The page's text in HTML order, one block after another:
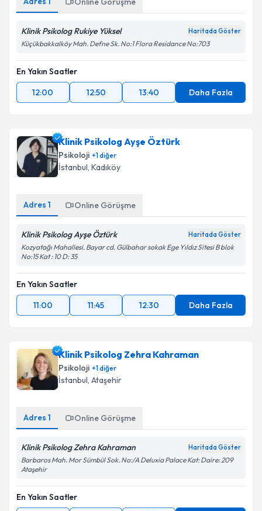
Klinik Psikolog Rukiye Yüksel Haritada Göster
Küçükbakkalköy Mah. Defne Sk. No:1 Flora Residance No:703
En Yakın Saatler
12:00
12:50 13:40 Daha Fazla
Klinik Psikolog Ayşe Öztürk
Psikoloji +1diğer
İstanbul, Kadıköy
Adres 1 Online Görüşme
Klinik Psikolog Ayşe Öztürk Haritada Göster
Kozyatağı Mahallesi. Bayar cd. Gülbahar sokak Ege Yıldız Sitesi B blok
No:15 Kat : 10 D: 35
En Yakın Saatler
11:00
11:45 12:30 Daha Fazla
Klinik Psikolog Zehra Kahraman
Psikoloji +1diğer
İstanbul, Ataşehir
Adres 1 Online Görüşme
Klinik Psikolog Zehra Kahraman Haritada Göster
Barbaros Mah. Mor Sümbül Sok. No:/A Deluxia Palace Kat: Daire: 209
Ataşehir
En Yakın Saatler